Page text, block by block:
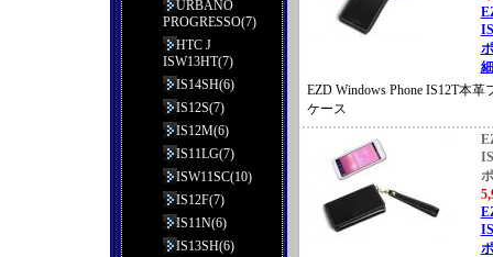
EZD Windows Phone IS12T本
ケース
URBANO
PROGRESSO(7)
HTC J
ISW13HT(7)
IS14SH(6)
IS12S(7)
IS12M(6)
IS11LG(7)
ISW11SC(10)
IS12F(7)
IS11N(6)
IS13SH(6)